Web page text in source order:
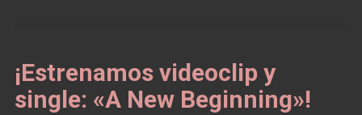
¡Estrenamos videoclip y
single: «A New Beginning»!